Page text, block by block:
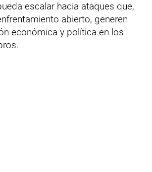
escalar hacia ataques que,
abierto, generen
económica y política en los